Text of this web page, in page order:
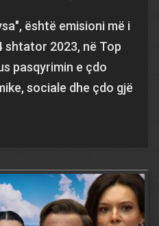
është emisioni më i
shtator 2023, në Top
pasqyrimin e çdo
sociale dhe çdo gjë